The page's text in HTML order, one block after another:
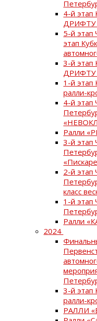
4-й
ДРИФТУ
5-й этап
этап
3-й
ДРИФТУ
1-й этап
ралли-
4-й этап
Ралли
3-й этап
2-й этап
класс
1-й этап
Ралли
2024
3-й этап
ралли-
РАЛЛИ